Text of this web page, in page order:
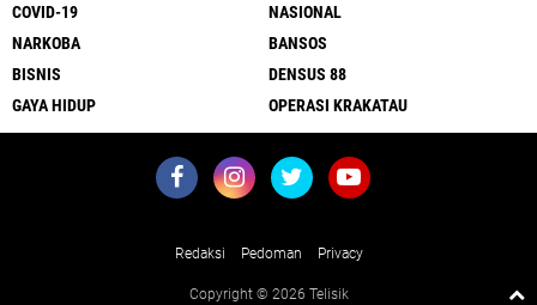
COVID-19
NASIONAL
NARKOBA
BANSOS
BISNIS
DENSUS 88
GAYA HIDUP
OPERASI KRAKATAU
Redaksi Pedoman Privacy
Copyright © 2026 Telisik